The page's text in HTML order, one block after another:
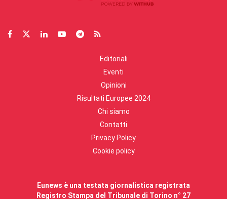
Editoriali
Eventi
Opinioni
Risultati Europee 2024
Chi siamo
Contatti
Privacy Policy
Cookie policy
Eunews è una testata giornalistica registrata
Registro Stampa del Tribunale di Torino n° 27